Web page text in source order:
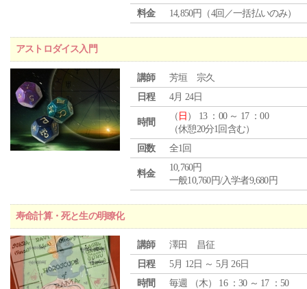
料金
14,850円（4回／一括払いのみ）
アストロダイス入門
講師
芳垣 宗久
日程
4月 24日
時間
（ 日 ） 13 ：00 ～ 17 ：00
（休憩20分1回含む）
回数
全1回
料金
10,760円
一般10,760円/入学者9,680円
寿命計算・死と生の明瞭化
講師
澤田 昌征
日程
5月 12日 ～ 5月 26日
時間
毎週 （木） 16 ：30 ～ 17 ：50